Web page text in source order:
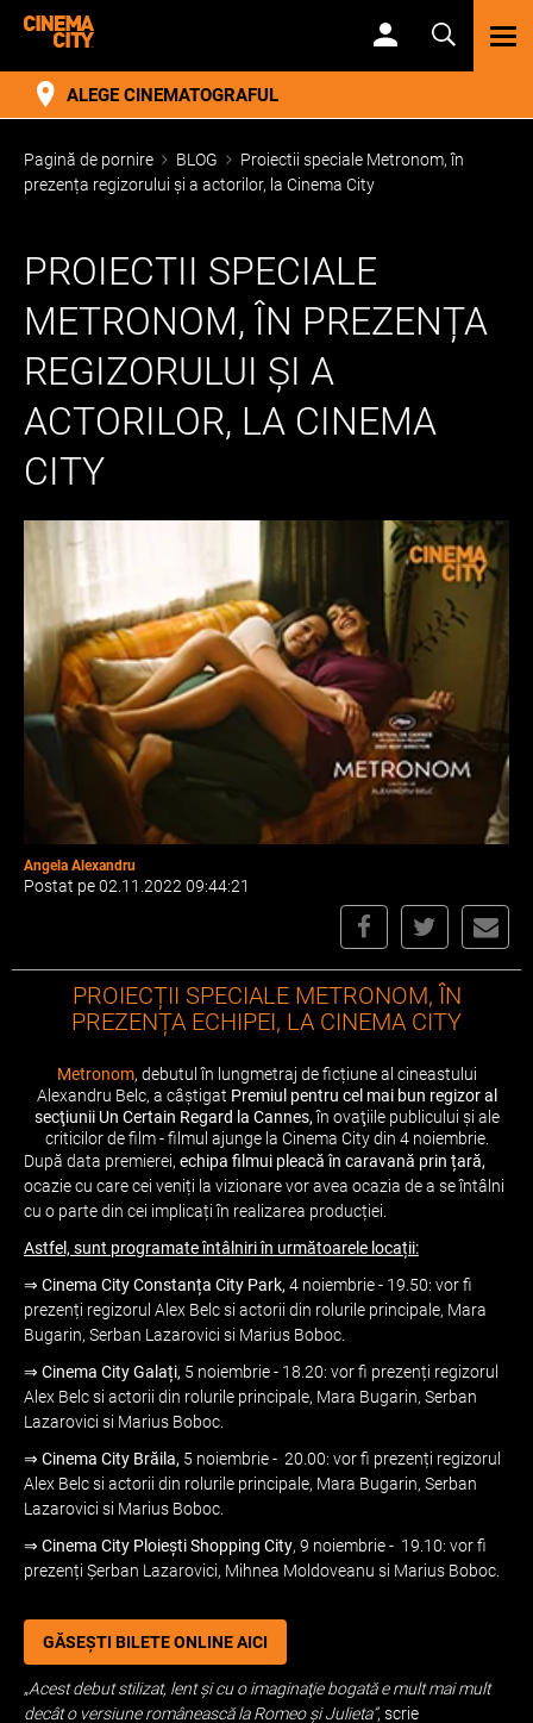
ALEGE CINEMATOGRAFUL
Pagină de pornire BLOG
Proiectii speciale Metronom, în
prezența regizorului și a actorilor, la Cinema City
PROIECTII SPECIALE
METRONOM, ÎN PREZENȚA
REGIZORULUI ȘI A
ACTORILOR, LA CINEMA
CITY
Angela Alexandru
Postat pe 02.11.2022 09:44:21
PROIECȚII SPECIALE METRONOM, ÎN
PREZENȚA ECHIPEI, LA CINEMA CITY
Metronom, debutul în lungmetraj de ficțiune al cineastului
Alexandru Belc, a câştigat Premiul pentru cel mai bun regizor al
secţiunii Un Certain Regard la Cannes,în ovaţiile publicului şi ale
criticilor de film - filmul ajunge la Cinema City din 4 noiembrie.
După data premierei, echipa filmui pleacă în caravană prin țară,
ocazie cu care cei veniți la vizionare vor avea ocazia de a se întâlni
cu o parte din cei implicați în realizarea producției.
Astfel, sunt programate întâlniri în următoarele locații:
⇒ Cinema City Constanța City Park, 4 noiembrie - 19.50: vor fi
prezenți regizorul Alex Belc si actorii din rolurile principale, Mara
Bugarin, Serban Lazarovici si Marius Boboc.
⇒ Cinema City Galați, 5 noiembrie - 18.20: vor fi prezenți regizorul
Alex Belc si actorii din rolurile principale, Mara Bugarin, Serban
Lazarovici si Marius Boboc.
⇒ Cinema City Brăila, 5 noiembrie - 20.00: vor fi prezenți regizorul
Alex Belc si actorii din rolurile principale, Mara Bugarin, Serban
Lazarovici si Marius Boboc.
⇒ Cinema City Ploiești Shopping City, 9 noiembrie - 19.10: vor fi
prezenți Șerban Lazarovici, Mihnea Moldoveanu si Marius Boboc.
GĂSEȘTI BILETE ONLINE AICI
„Acest debut stilizat, lent şi cu o imaginaţie bogată e mult mai mult
decât o versiune românească la Romeo şi Julieta”, scrie